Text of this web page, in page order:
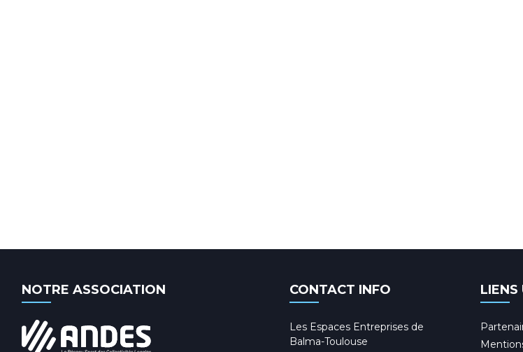
NOTRE ASSOCIATION CONTACT INFO
Les Espaces Entreprises de
Balma-Toulouse
LIENS